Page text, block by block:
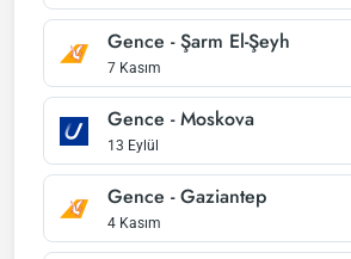
Gence - Şarm El-Şeyh
7 Kasım
Gence - Moskova
13 Eylül
Gence - Gaziantep
4 Kasım